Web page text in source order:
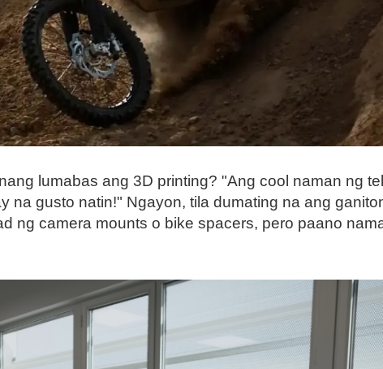
lumabas ang 3D printing? "Ang cool naman ng
na gusto natin!" Ngayon, tila dumating na ang
ng camera mounts o bike spacers, pero paano